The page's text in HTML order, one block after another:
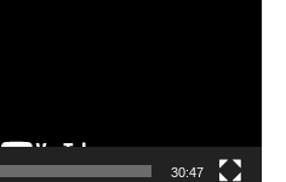
30:47